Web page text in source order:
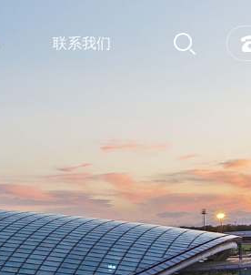
联系我们